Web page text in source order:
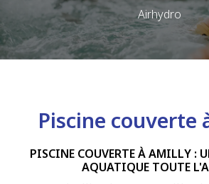
Airhydro
Piscine couverte
PISCINE COUVERTE À AMILLY :
AQUATIQUE TOUTE